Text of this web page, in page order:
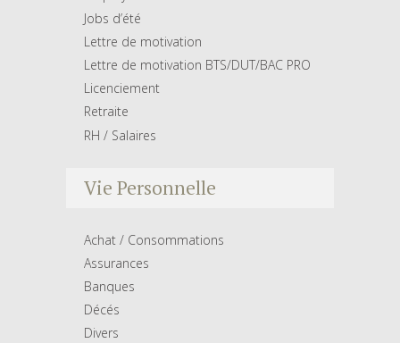
Jobs d’été
Lettre de motivation
Lettre de motivation BTS/DUT/BAC PRO
Licenciement
Retraite
RH / Salaires
Vie Personnelle
Achat / Consommations
Assurances
Banques
Décés
Divers